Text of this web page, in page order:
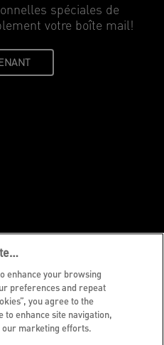
spéciales de
votre boîte mail!
enhance your browsing
preferences and repeat
you agree to the
to enhance site navigation,
our marketing efforts.